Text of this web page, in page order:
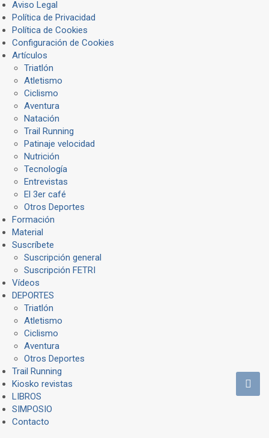
Aviso Legal
Política de Privacidad
Política de Cookies
Configuración de Cookies
Artículos
Triatlón
Atletismo
Ciclismo
Aventura
Natación
Trail Running
Patinaje velocidad
Nutrición
Tecnología
Entrevistas
El 3er café
Otros Deportes
Formación
Material
Suscríbete
Suscripción general
Suscripción FETRI
Vídeos
DEPORTES
Triatlón
Atletismo
Ciclismo
Aventura
Otros Deportes
Trail Running
Kiosko revistas
LIBROS
SIMPOSIO
Contacto